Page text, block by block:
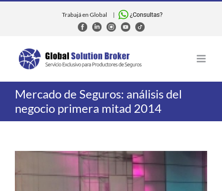
Skip
Trabajá en Global |
Mercado de Seguros: análisis del
negocio primera mitad 2014
Image